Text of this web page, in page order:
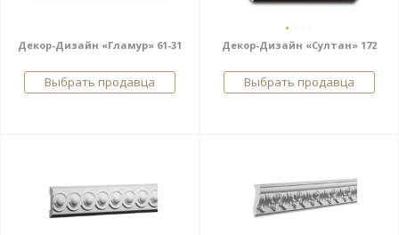
Декор-Дизайн «Гламур» 61-31
Выбрать продавца
Декор-Дизайн «Султан» 172
Выбрать продавца